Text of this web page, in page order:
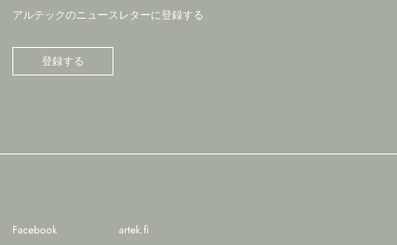
アルテックのニュースレターに登録する
登録する
Facebook artek.fi